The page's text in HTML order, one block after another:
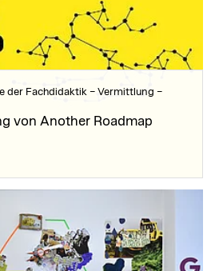
der Fachdidaktik – Vermittlung –
von Another Roadmap